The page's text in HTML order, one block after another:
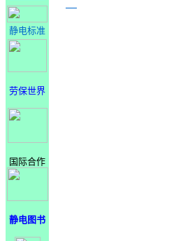
静电标准
劳保世界
国际合作
静电图书